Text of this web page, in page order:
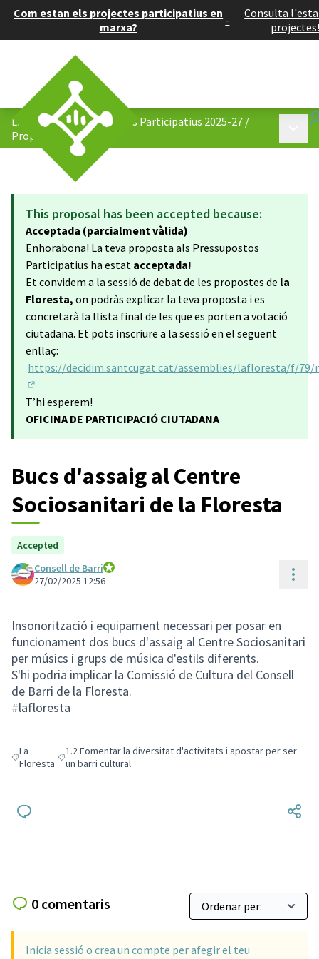
Com estan els projectes participatius en
marxa?
-
Consulta
projectes!
La Floresta: Pressupostos Participatius 2025-27 /
Propostes
This proposal has been accepted because:
Acceptada (parcialment vàlida)
Enhorabona! La teva proposta als Pressupostos
Participatius ha estat acceptada!
Et convidem a la sessió de debat de les propostes de la
Floresta, on podràs explicar la teva proposta i es
concretarà la llista final de les que es porten a votació
ciutadana. Et pots inscriure a la sessió en el següent
enllaç:
https://decidim.santcugat.cat/assemblies/lafloresta/f/79/
(Obrir en una pestanya nova)
T’hi esperem!
OFICINA DE PARTICIPACIÓ CIUTADANA
Bucs d'assaig al Centre
Sociosanitari de la Floresta
Accepted
Consell de Barri
Consell de Barri
27/02/2025 12:56
Insonorització i equipament necessari per posar en
funcionament dos bucs d'assaig al Centre Sociosanitari
per músics i grups de música d'estils diferents.
S'hi podria implicar la Comissió de Cultura del Consell
de Barri de la Floresta.
#lafloresta
Resultats en filtrar per: La Floresta
La
Floresta Resultats en filtrar per: 1.2 Fomentar la diversitat
1.2 Fomentar la diversitat d'activitats i apostar per ser
un barri cultural
0 comentaris
Inicia sessió o crea un compte per afegir el teu